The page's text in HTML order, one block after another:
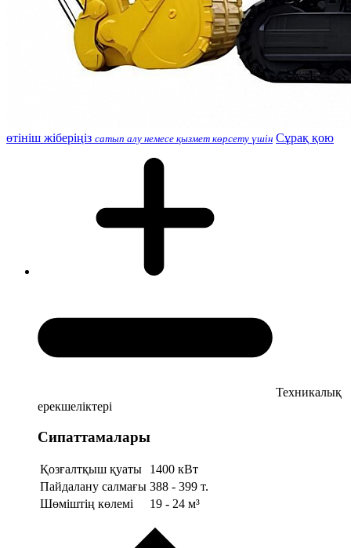
өтініш жіберіңіз сатып алу немесе қызмет көрсету үшін Сұрақ қою
Техникалық
ерекшеліктері
Сипаттамалары
Қозғалтқыш қуаты
1400 кВт
Пайдалану салмағы 388 - 399 т.
Шөміштің көлемі
19 - 24 м³